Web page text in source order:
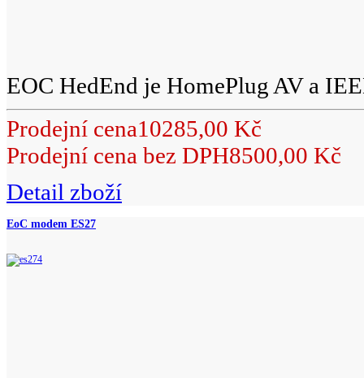
EOC HedEnd je HomePlug AV a
Prodejní cena10285,00 Kč
Prodejní cena bez DPH8500,00 Kč
Detail zboží
EoC modem ES27